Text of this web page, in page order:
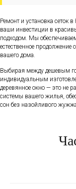
Ремонт и установка сеток
ваши инвестиции в
подходом. Мы
естественное продолжение
вашего дома.
Выбирая между дешевым
индивидуальным
деревянное окно — это не
системы вашего жилья,
сон без назойливого